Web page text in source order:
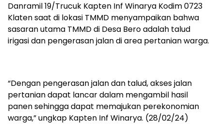
Danramil 19/Trucuk Kapten Inf Winarya Kodim 0723
Klaten saat di lokasi TMMD menyampaikan bahwa
sasaran utama TMMD di Desa Bero adalah talud
irigasi dan pengerasan jalan di area pertanian warga.
“Dengan pengerasan jalan dan talud, akses jalan
pertanian dapat lancar dalam mengambil hasil
panen sehingga dapat memajukan perekonomian
warga,” ungkap Kapten Inf Winarya. (28/02/24)